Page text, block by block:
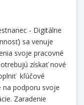
- Digitálne
sa venuje
svoje pracovné
získať nové
kľúčové
na podporu svoje
Zaradenie